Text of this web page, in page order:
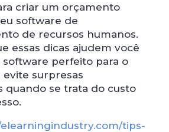
criar um orçamento
software de
de recursos humanos.
essas dicas ajudem você
software perfeito para o
evite surpresas
​​quando se trata do custo
tips-